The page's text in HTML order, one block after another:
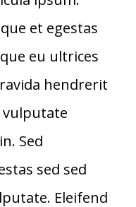
et egestas
eu ultrices
hendrerit
vulputate
Sed
sed sed
Eleifend